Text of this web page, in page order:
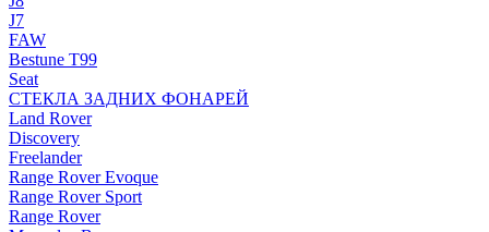
J7
FAW
Bestune T99
Seat
СТЕКЛА ЗАДНИХ ФОНАРЕЙ
Land Rover
Discovery
Freelander
Range Rover Evoque
Range Rover Sport
Range Rover